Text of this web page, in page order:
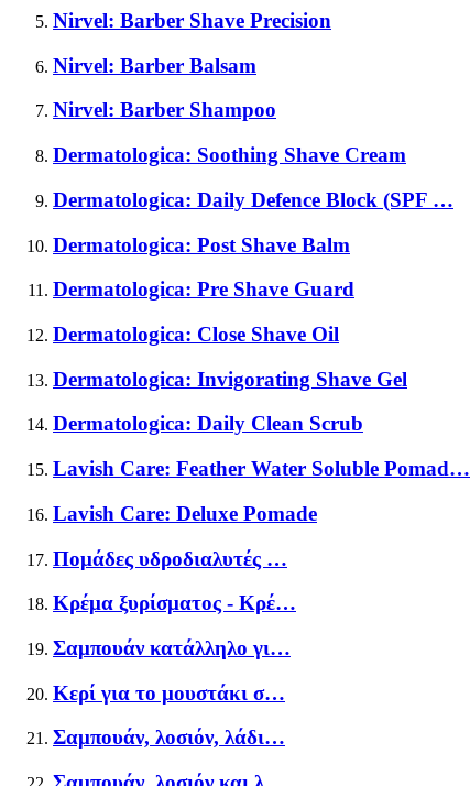
Nirvel: Barber Shave Precision
Nirvel: Barber Balsam
Nirvel: Barber Shampoo
Dermatologica: Soothing Shave Cream
Dermatologica: Daily Defence Block (SPF …
Dermatologica: Post Shave Balm
Dermatologica: Pre Shave Guard
Dermatologica: Close Shave Oil
Dermatologica: Invigorating Shave Gel
Dermatologica: Daily Clean Scrub
Lavish Care: Feather Water Soluble Pomad…
Lavish Care: Deluxe Pomade
Πομάδες υδροδιαλυτές …
Κρέμα ξυρίσματος - Κρέ…
Σαμπουάν κατάλληλο γι…
Κερί για το μουστάκι σ…
Σαμπουάν, λοσιόν, λάδι…